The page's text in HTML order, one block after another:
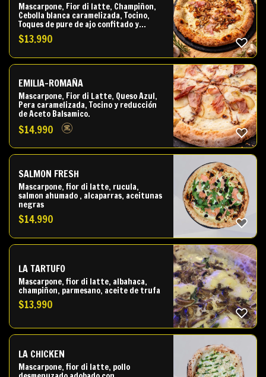
Mascarpone, Fior di latte, Champiñon,
Cebolla blanca caramelizada, Tocino,
Toques de pure de ajo confitado y
Toques de aceite trufado.
$13.990
EMILIA-ROMAÑA
Mascarpone, Fior di Latte, Queso Azul,
Pera caramelizada, Tocino y reducción
de Aceto Balsamico.
$14.990
SALMON FRESH
Mascarpone, fior di latte, rucula,
salmon ahumado , alcaparras, aceitunas
negras
$14.990
LA TARTUFO
Mascarpone, fior di latte, albahaca,
champiñon, parmesano, aceite de trufa
$13.990
LA CHICKEN
Mascarpone, fior di latte, pollo